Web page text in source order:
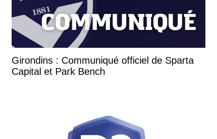
Girondins : Communiqué officiel de Sparta
Capital et Park Bench